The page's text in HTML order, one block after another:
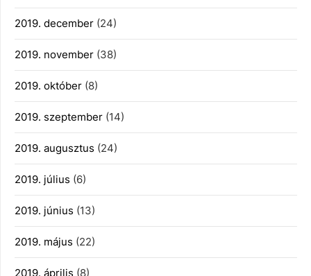
2019. december (24)
2019. november (38)
2019. október (8)
2019. szeptember (14)
2019. augusztus (24)
2019. július (6)
2019. június (13)
2019. május (22)
2019. április (8)